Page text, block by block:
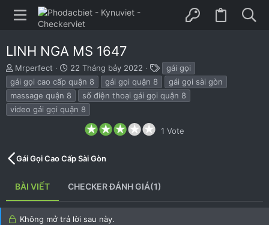
LINH NGA MS 1647
B
ắ
t
đ
ầ
Mrperfect
N
g
à
y
b
ầ
u
22 Tháng bảy 2022
h
ẻ
gái gọi
gái gọi cao cấp quận 8
gái gọi quận 8
gái gọi sài gòn
massage quận 8
số điện thoại gái gọi quận 8
video gái gọi quận 8
3
a
r
(
1 Vote
Gái Gọi Cao Cấp Sài Gòn
BÀI VIẾT CHECKER ĐÁNH GIÁ(1)
Không mở trả lời sau này.